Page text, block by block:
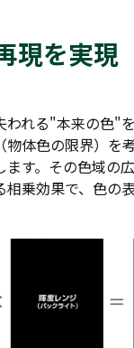
現を実現
われる"本来の色"
物体色の限界）を
ます。その色域の
相乗効果で、色の